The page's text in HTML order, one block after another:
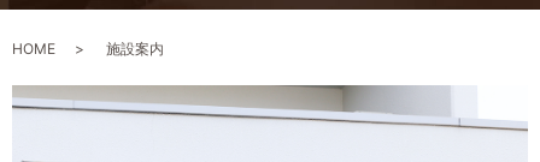
HOME 施設案内